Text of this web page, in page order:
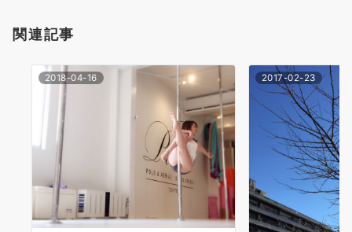
ン
関連記事
2018-04-16 2017-02-23